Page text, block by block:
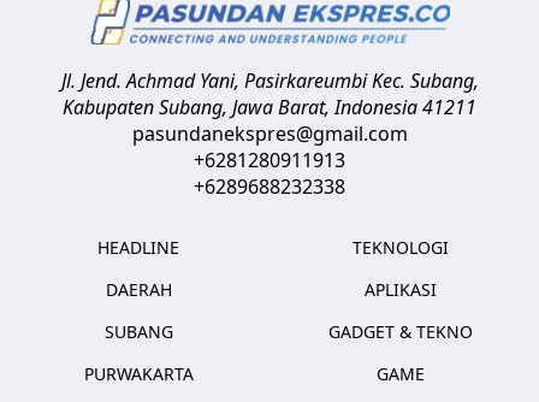
Jl. Jend. Achmad Yani, Pasirkareumbi Kec. Subang,
Kabupaten Subang, Jawa Barat,Indonesia41211
pasundanekspres@gmail.com
+6281280911913
+6289688232338
HEADLINE
DAERAH
SUBANG
PURWAKARTA
TEKNOLOGI
APLIKASI
GADGET & TEKNO
GAME